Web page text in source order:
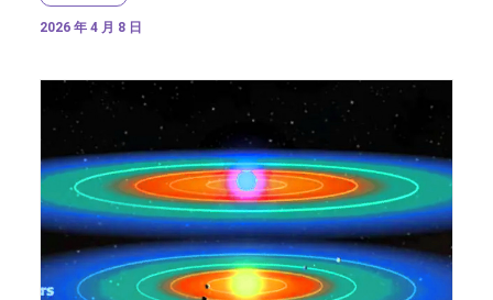
2026 年 4 月 8 日